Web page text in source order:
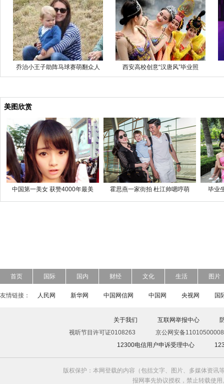
乔治小王子助阵马球赛萌翻众人 西安高校创意“汉唐风”毕业照
美图欣赏
中国第一美女 获赞4000年最美 霍思燕一家街拍 杜江帅嗯哼萌 毕业
首页 国际 国内 财经 文化 生活 图片
友情链接： 人民网 新华网 中国网信网 中国网 央视网 国
关于我们 互联网举报中心
视听节目许可证0108263
京公网安备
12300电信用户申诉受理中心
版权保护：本网登载的内容（包括文字、图片、多媒体资
报网事先协议授权，禁止转载使